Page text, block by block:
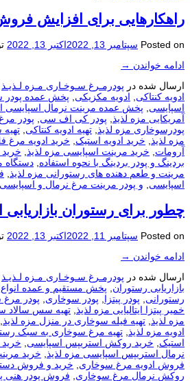
راهکارهایی برای افزایش
Posted on سپتامبر 13, 2022 اکتبر 13, 2022
ادامه خواندن →
ارسال شده در پودرمـرغ سـوخـاری مـزه لـذیـذ
ادویه کنتاکی
ادویه مکزیکی
پخش عمده پودر
اسپایسی
پخش عمده مرینت نرمال اسپایسی
آمریکایی مزه لذیذ
پودر کی اف سی پودر
پودرسوخاری مزه لذیذ
تهیه ادویه کنتاکی
مزه لذیذ
خرید ادویه استیک خرید ادویه مرغ
آرومات
خرید مرینت اسپایسی مزه لذیذ
بردینگ و پودر بردینگ با نحوه استفاده
مرینت و طعم دهنده های رستورانی مزه لذیذ
اسپایسی
و پودر مرینت مرغ نرمال و اسپایسی
چطور برای رستوران بازاریابی
Posted on سپتامبر 11, 2022 اکتبر 13, 2022
ادامه خواندن →
ارسال شده در پودرمـرغ سـوخـاری مـزه لـذیـذ
بازاریابی رستوران
پخش مستقیم و عمده
رستورانی
پودر پیتزا پودر سوخاری پودر مرغ
خمیر پیتزا ایتالیایی مزه لذیذ
تهیه سس سالاد
مزه لذیذ
تهیه فیله سوخاری در منزل مزه لذیذ
ادویه مزه لذیذ
تهیه مرغ سوخاری به سبک
استیک
خرید روکش استریپس اسپایسی
نرمال استریپس اسپایسی مزه لذیذ
خرید
فروش ادویه مرغ سوخاری
خرید و فروش
روکش نرمال مرغ سوخاری
فروش پودر هنی